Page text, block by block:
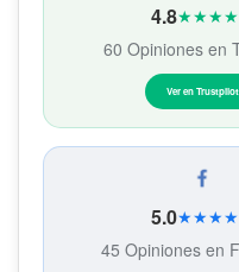
4.8
60 Opiniones en
Ver en Trustpilot
5.0
45 Opiniones en